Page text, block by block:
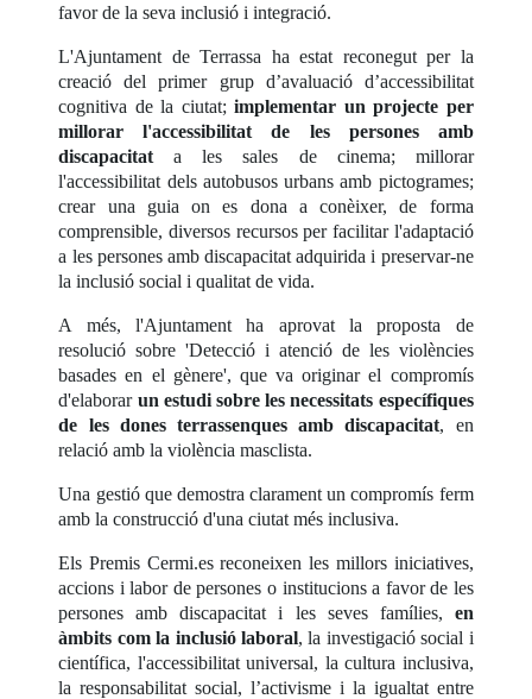
favor de la seva inclusió i integració.
L'Ajuntament de Terrassa ha estat reconegut per la
creació del primer grup d’avaluació d’accessibilitat
cognitiva de la ciutat;implementar un projecte per
millorar l'accessibilitat de les persones amb
discapacitat a les sales de cinema; millorar
l'accessibilitat dels autobusos urbans amb pictogrames;
crear una guia on es dona a conèixer, de forma
comprensible, diversos recursos per facilitar l'adaptació
a les persones amb discapacitat adquirida i preservar-ne
la inclusió social i qualitat de vida.
A més, l'Ajuntament ha aprovat la proposta de
resolució sobre 'Detecció i atenció de les violències
basades en el gènere', que va originar el compromís
d'elaborar un estudi sobre les necessitats específiques
de les dones terrassenques amb discapacitat, en
relació amb la violència masclista.
Una gestió que demostra clarament un compromís ferm
amb la construcció d'una ciutat més inclusiva.
Els Premis Cermi.es reconeixen les millors iniciatives,
accions i labor de persones o institucions a favor de les
persones amb discapacitat i les seves famílies, en
àmbits com la inclusió laboral, la investigació social i
científica, l'accessibilitat universal, la cultura inclusiva,
la responsabilitat social, l’activisme i la igualtat entre